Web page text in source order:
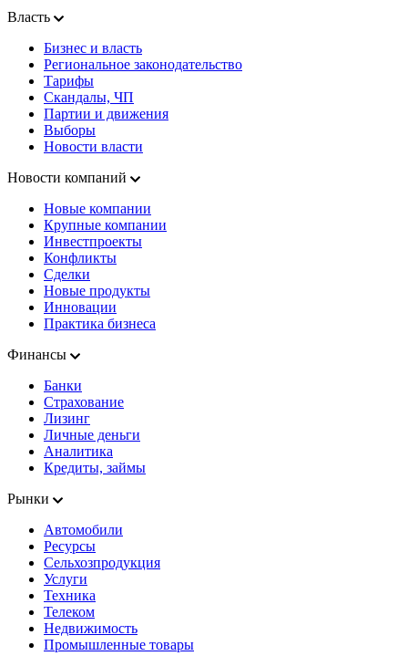
Власть
Бизнес и власть
Региональное законодательство
Тарифы
Скандалы, ЧП
Партии и движения
Выборы
Новости власти
Новости компаний
Новые компании
Крупные компании
Инвестпроекты
Конфликты
Сделки
Новые продукты
Инновации
Практика бизнеса
Финансы
Банки
Страхование
Лизинг
Личные деньги
Аналитика
Кредиты, займы
Рынки
Автомобили
Ресурсы
Сельхозпродукция
Услуги
Техника
Телеком
Недвижимость
Промышленные товары